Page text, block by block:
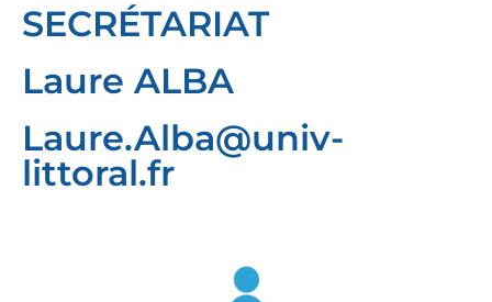
SECRÉTARIAT
Laure ALBA
Laure.Alba@univ-
littoral.fr